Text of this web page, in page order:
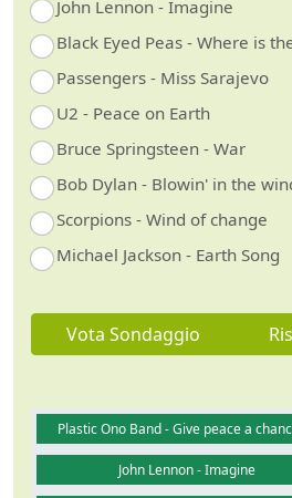
John Lennon - Imagine
Black Eyed Peas - Where is
Passengers - Miss Sarajevo
U2 - Peace on Earth
Bruce Springsteen - War
Bob Dylan - Blowin' in the
Scorpions - Wind of change
Michael Jackson - Earth Song
Vota Sondaggio
Plastic Ono Band - Give peace a
John Lennon - Imagine